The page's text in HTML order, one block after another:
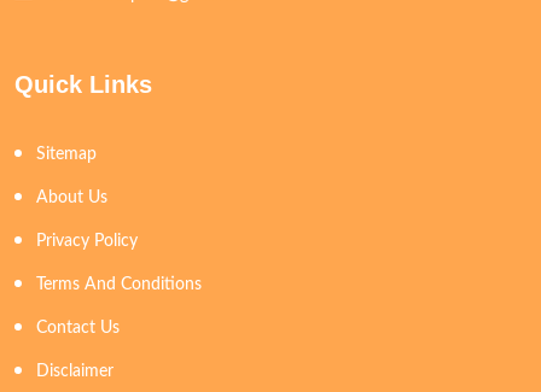
Quick Links
Sitemap
About Us
Privacy Policy
Terms And Conditions
Contact Us
Disclaimer